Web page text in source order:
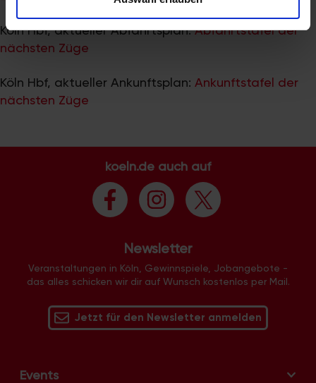
analysieren. Außerdem geben wir Informationen zu Ihrer
Verwendung unserer Website an unsere Partner für
soziale Medien, Werbung und Analysen weiter. Unsere
weiteren Daten zusammen, die Sie ihnen bereitgestellt
haben oder die sie im Rahmen Ihrer Nutzung der Dienste
Köln Hbf, aktueller Abfahrtsplan:Abfahrtstafel der
nächsten Züge
Köln Hbf, aktueller Ankunftsplan: Ankunftstafel der
nächsten Züge
koeln.de auch auf
Newsletter
Veranstaltungen in Köln, Gewinnspiele, Jobangebote -
das alles schicken wir dir auf Wunsch kostenlos per Mail.
Jetzt für den Newsletter anmelden
Events